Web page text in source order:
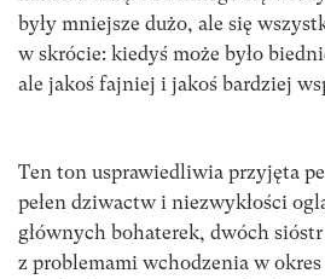
były mniejsze dużo, ale się
w skrócie: kiedyś może było
ale jakoś fajniej i jakoś bardziej
Ten ton usprawiedliwia przyjęta
pełen dziwactw i niezwykłości
głównych bohaterek, dwóch
z problemami wchodzenia w